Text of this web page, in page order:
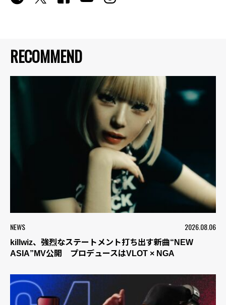
RECOMMEND
NEWS 2026.08.06
killwiz、強烈なステートメント打ち出す新曲“NEW
ASIA”MV公開 プロデュースはVLOT × NGA